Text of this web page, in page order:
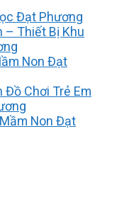
Đạt Phương
– Thiết Bị Khu
Non Đạt
Đồ Chơi Trẻ Em
Non Đạt